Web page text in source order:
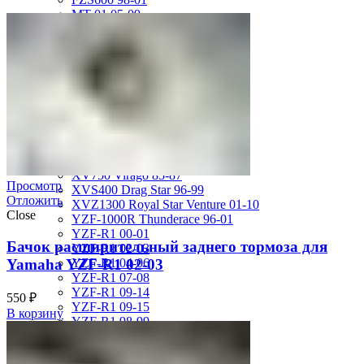
MT-01 05-09
MT-09 14-17
TDM850 96-01
TRX850 95-00
XJ600S Diversion 92-04
XJR1200 94-98
XJR400 97-06
XV1700 Road Star 04-09
XV750 Virago 85-87
XVS400 Drag Star 96-99
XVZ1300 Royal Star Venture 01-10
YZF-1000R Thunderace 96-01
YZF-R1 00-01
YZF-R1 02-03
YZF-R1 04-06
YZF-R1 07-08
YZF-R1 09-14
YZF-R1 09-15
YZF-R1 98-99
Просмотр
Отложить
Close
Бачок расширительный заднего тормоза для
Yamaha YZF-R1 02-03
550 ₽
В корзину